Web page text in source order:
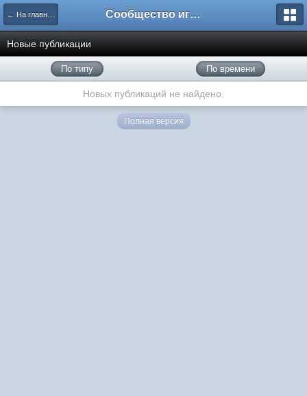
← На главную Сообщество игроков L2BesT.Org
Новые публикации
По типу По времени
Новых публикаций не найдено.
Полная версия